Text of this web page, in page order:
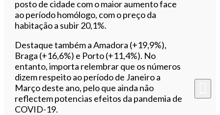
posto de cidade com o maior aumento face
ao período homólogo, com o preço da
habitação a subir 20,1%.
Destaque também a Amadora (+19,9%),
Braga (+16,6%) e Porto (+11,4%). No
entanto, importa relembrar que os números
dizem respeito ao período de Janeiro a
Março deste ano, pelo que ainda não
reflectem potencias efeitos da pandemia de
COVID-19.